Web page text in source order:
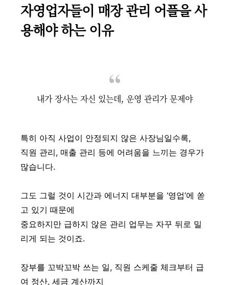
자영업자들이 매장 관리 어플을 사
용해야 하는 이유
내가 장사는 자신 있는데, 운영 관리가 문제야
특히 아직 사업이 안정되지 않은 사장님일수록,
직원 관리, 매출 관리 등에 어려움을 느끼는 경우가
많습니다.
그도 그럴 것이 시간과 에너지 대부분을 ‘영업’에 쏟
고 있기 때문에
중요하지만 급하지 않은 관리 업무는 자꾸 뒤로 밀
리게 되는 것이죠.
장부를 꼬박꼬박 쓰는 일, 직원 스케줄 체크부터 급
여 정산, 세금 계산까지